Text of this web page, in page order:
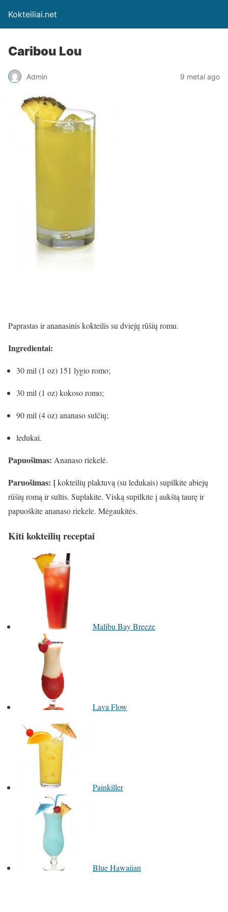
Kokteiliai.net
Caribou Lou
Admin 9 metai ago
Paprastas ir ananasinis kokteilis su dviejų rūšių romu.
Ingredientai:
30 mil (1 oz) 151 lygio romo;
30 mil (1 oz) kokoso romo;
90 mil (4 oz) ananaso sulčių;
ledukai.
Papuošimas: Ananaso riekelė.
Paruošimas: Į kokteilių plaktuvą (su ledukais) supilkite abiejų
rūšių romą ir sultis. Suplakite. Viską supilkite į aukštą taurę ir
papuoškite ananaso riekele. Mėgaukitės.
Kiti kokteilių receptai
Malibu Bay Breeze
Lava Flow
Painkiller
Blue Hawaiian